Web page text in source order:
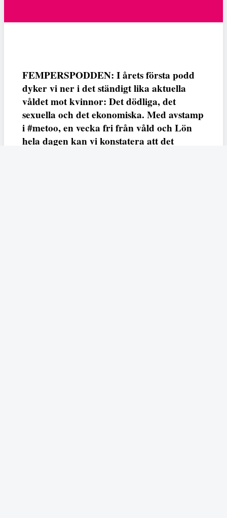
FEMPERSPODDEN: I årets första podd
dyker vi ner i det ständigt lika aktuella
våldet mot kvinnor: Det dödliga, det
sexuella och det ekonomiska. Med avstamp
i #metoo, en vecka fri från våld och Lön
hela dagen kan vi konstatera att det